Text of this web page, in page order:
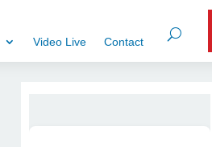
Video Live Contact